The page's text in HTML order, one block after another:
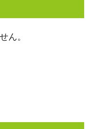
ん。